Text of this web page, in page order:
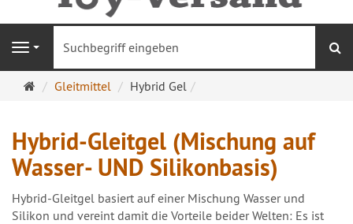
Navigation
Startseite
Gleitmittel Hybrid Gel
Hybrid-Gleitgel (Mischung auf
Wasser- UND Silikonbasis)
Hybrid-Gleitgel basiert auf einer Mischung Wasser und
Silikon und vereint damit die Vorteile beider Welten: Es ist